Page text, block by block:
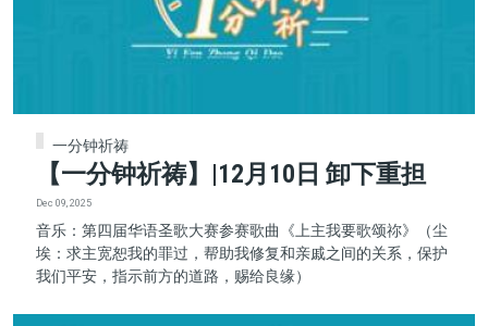
一分钟祈祷
【一分钟祈祷】|12月10日 卸下重担
Dec 09, 2025
音乐：第四届华语圣歌大赛参赛歌曲《上主我要歌颂祢》（尘
埃：求主宽恕我的罪过，帮助我修复和亲戚之间的关系，保护
我们平安，指示前方的道路，赐给良缘）